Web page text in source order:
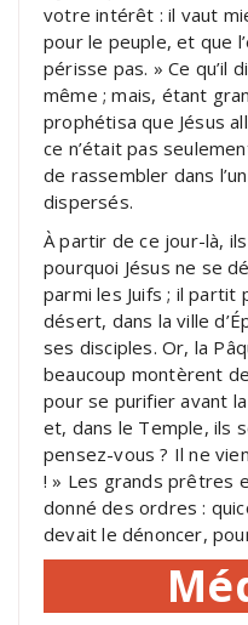
votre intérêt : il vaut
pour le peuple, et que
périsse pas. » Ce qu’il
même ; mais, étant
prophétisa que Jésus
ce n’était pas
de rassembler dans
dispersés.
À partir de ce jour-là,
pourquoi Jésus ne se
parmi les Juifs ; il partit
désert, dans la ville
ses disciples. Or, la
beaucoup montèrent
pour se purifier avant
et, dans le Temple, ils
pensez-vous ? Il ne
! » Les grands prêtres
donné des ordres :
devait le dénoncer,